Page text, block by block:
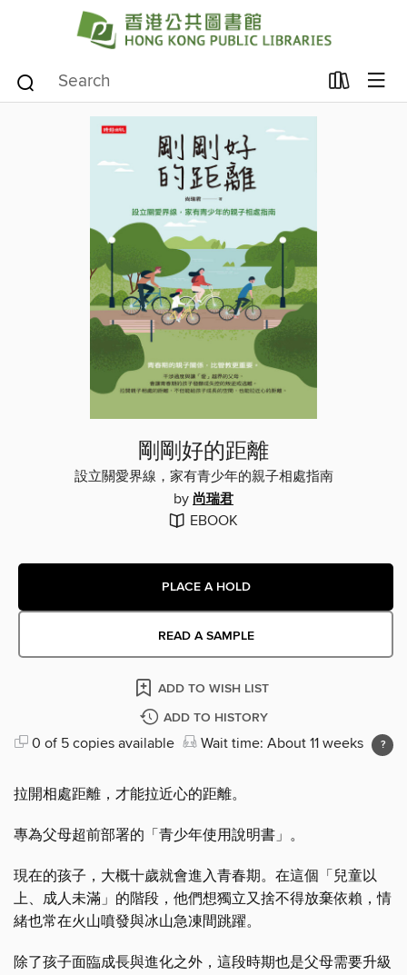
剛剛好的距離
設立關愛界線，家有青少年的親子相處指南
by 尚瑞君
EBOOK
PLACE A HOLD
READ A SAMPLE
ADD TO WISH LIST
ADD TO HISTORY
0 of 5 copies available Wait time: About 11 weeks
拉開相處距離，才能拉近心的距離。
專為父母超前部署的「青少年使用說明書」。
現在的孩子，大概十歲就會進入青春期。在這個「兒童以
上、成人未滿」的階段，他們想獨立又捨不得放棄依賴，情
緒也常在火山噴發與冰山急凍間跳躍。
除了孩子面臨成長與進化之外，這段時期也是父母需要升級